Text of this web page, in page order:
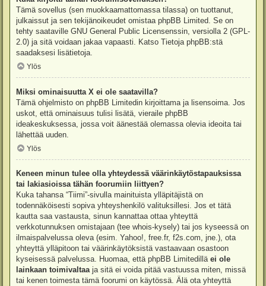
Tämä sovellus (sen muokkaamattomassa tilassa) on tuottanut,
julkaissut ja sen tekijänoikeudet omistaa phpBB Limited . Se on
tehty saataville GNU General Public Licensenssin, versiolla 2 (GPL-
2.0) ja sitä voidaan jakaa vapaasti. Katso Tietoja phpBB:stä
saadaksesi lisätietoja.
Ylös
Miksi ominaisuutta X ei ole saatavilla?
Tämä ohjelmisto on phpBB Limitedin kirjoittama ja lisensoima. Jos
uskot, että ominaisuus tulisi lisätä, vieraile phpBB
ideakeskuksessa , jossa voit äänestää olemassa olevia ideoita tai
lähettää uuden.
Ylös
Keneen minun tulee olla yhteydessä väärinkäytöstapauksissa
tai lakiasioissa tähän foorumiin liittyen?
Kuka tahansa “Tiimi”-sivulla mainituista ylläpitäjistä on
todennäköisesti sopiva yhteyshenkilö valituksillesi. Jos et tätä
kautta saa vastausta, sinun kannattaa ottaa yhteyttä
verkkotunnuksen omistajaan (tee whois-kysely) tai jos kyseessä on
ilmaispalvelussa oleva (esim. Yahoo!, free.fr, f2s.com, jne.), ota
yhteyttä ylläpitoon tai väärinkäytöksistä vastaavaan osastoon
kyseisessä palvelussa. Huomaa, että phpBB Limitedillä ei ole
lainkaan toimivaltaaja sitä ei voida pitää vastuussa miten, missä
tai kenen toimesta tämä foorumi on käytössä. Älä ota yhteyttä